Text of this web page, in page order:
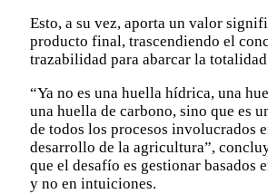
Esto, a su vez, aporta un valor
producto final, trascendiendo el
trazabilidad para abarcar la
“Ya no es una huella hídrica, una
una huella de carbono, sino que es
de todos los procesos involucrados
desarrollo de la agricultura”,
que el desafío es gestionar basados
y no en intuiciones.